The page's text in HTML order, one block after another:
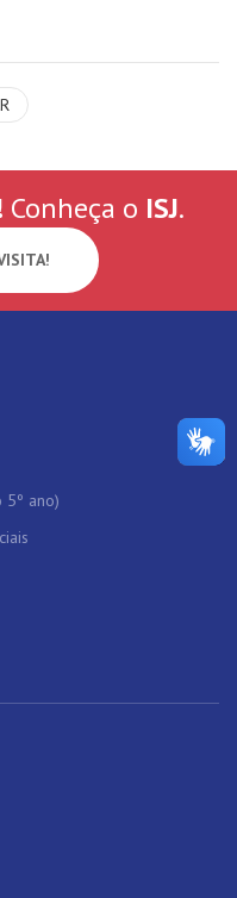
Conheça o ISJ.
5º ano)